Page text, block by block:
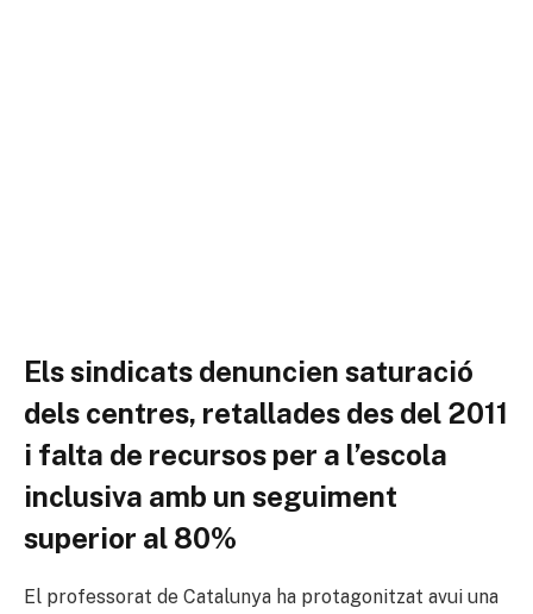
Els sindicats denuncien saturació
dels centres, retallades des del 2011
i falta de recursos per a l’escola
inclusiva amb un seguiment
superior al 80%
El professorat de Catalunya ha protagonitzat avui una